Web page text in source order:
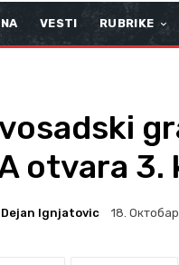
VESTI RUBRIKE
otvara 3.
Dejan Ignjatovic 18. Октобар